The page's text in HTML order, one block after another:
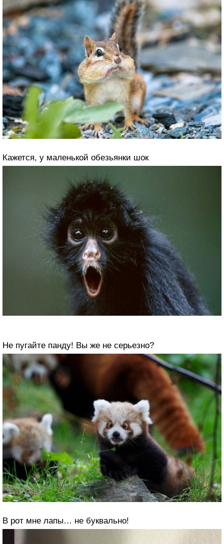
Кажется, у маленькой обезьянки шок
Не пугайте панду! Вы же не серьезно?
В рот мне лапы… не буквально!